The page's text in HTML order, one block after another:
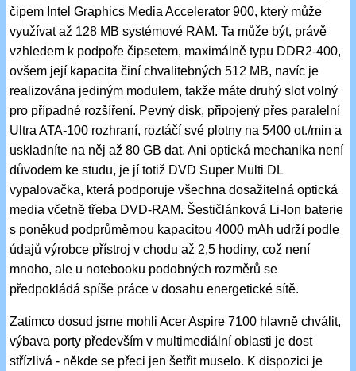
čipem Intel Graphics Media Accelerator 900, který může
využívat až 128 MB systémové RAM. Ta může být, právě
vzhledem k podpoře čipsetem, maximálně typu DDR2-400,
ovšem její kapacita činí chvalitebných 512 MB, navíc je
realizována jediným modulem, takže máte druhý slot volný
pro případné rozšíření. Pevný disk, připojený přes paralelní
Ultra ATA-100 rozhraní, roztáčí své plotny na 5400 ot./min a
uskladníte na něj až 80 GB dat. Ani optická mechanika není
důvodem ke studu, je jí totiž DVD Super Multi DL
vypalovačka, která podporuje všechna dosažitelná optická
media včetně třeba DVD-RAM. Šestičlánková Li-Ion baterie
s poněkud podprůměrnou kapacitou 4000 mAh udrží podle
údajů výrobce přístroj v chodu až 2,5 hodiny, což není
mnoho, ale u notebooku podobných rozměrů se
předpokládá spíše práce v dosahu energetické sítě.
Zatímco dosud jsme mohli Acer Aspire 7100 hlavně chválit,
výbava porty především v multimediální oblasti je dost
střízlivá - někde se přeci jen šetřit muselo. K dispozici je